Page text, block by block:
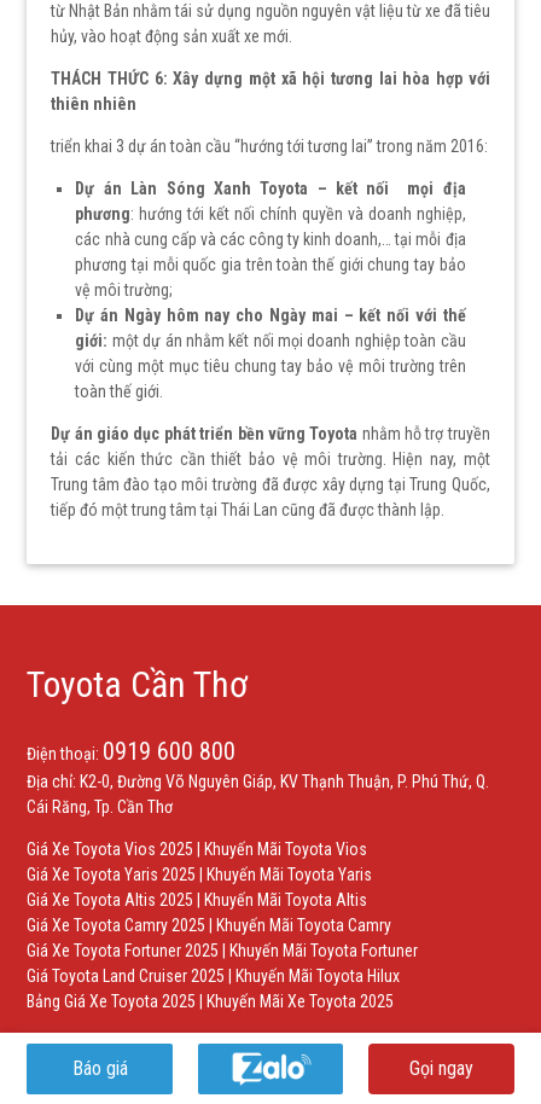
từ Nhật Bản nhằm tái sử dụng nguồn nguyên vật liệu từ xe đã tiêu
hủy, vào hoạt động sản xuất xe mới.
THÁCH THỨC 6: Xây dựng một xã hội tương lai hòa hợp với
thiên nhiên
triển khai 3 dự án toàn cầu “hướng tới tương lai” trong năm 2016:
Dự án Làn Sóng Xanh Toyota – kết nối mọi địa
phương: hướng tới kết nối chính quyền và doanh nghiệp,
các nhà cung cấp và các công ty kinh doanh,… tại mỗi địa
phương tại mỗi quốc gia trên toàn thế giới chung tay bảo
vệ môi trường;
Dự án Ngày hôm nay cho Ngày mai – kết nối với thế
giới: một dự án nhằm kết nối mọi doanh nghiệp toàn cầu
với cùng một mục tiêu chung tay bảo vệ môi trường trên
toàn thế giới.
Dự án giáo dục phát triển bền vững Toyota nhằm hỗ trợ truyền
tải các kiến thức cần thiết bảo vệ môi trường. Hiện nay, một
Trung tâm đào tạo môi trường đã được xây dựng tại Trung Quốc,
tiếp đó một trung tâm tại Thái Lan cũng đã được thành lập.
Toyota Cần Thơ
Điện thoại: 0919 600 800
Địa chỉ: K2-0, Đường Võ Nguyên Giáp, KV Thạnh Thuận, P. Phú Thứ, Q.
Cái Răng, Tp. Cần Thơ
Giá Xe Toyota Vios 2025
Khuyến Mãi Toyota Vios
Giá Xe Toyota Yaris 2025
Khuyến Mãi Toyota Yaris
Giá Xe Toyota Altis 2025
Khuyến Mãi Toyota Altis
Giá Xe Toyota Camry 2025
Khuyến Mãi Toyota Camry
Giá Xe Toyota Fortuner 2025
Khuyến Mãi Toyota Fortuner
Giá Toyota Land Cruiser 2025
Khuyến Mãi Toyota Hilux
Bảng Giá Xe Toyota 2025
Khuyến Mãi Xe Toyota 2025
Báo giá Gọi ngay